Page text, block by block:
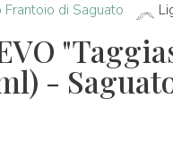
Frantoio di Saguato
-